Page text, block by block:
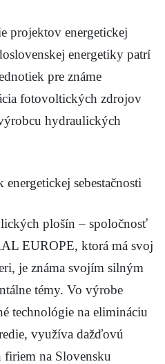
projektov energetickej
energetiky patrí
pre známe
fotovoltických zdrojov
hydraulických
sebestačnosti
plošín – spoločnosť
EUROPE, ktorá má svoj
je známa svojím silným
témy. Vo výrobe
technológie na elimináciu
využíva dažďovú
na Slovensku